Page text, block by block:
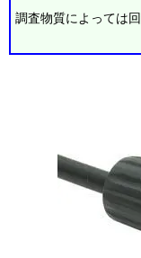
調査物質によっては